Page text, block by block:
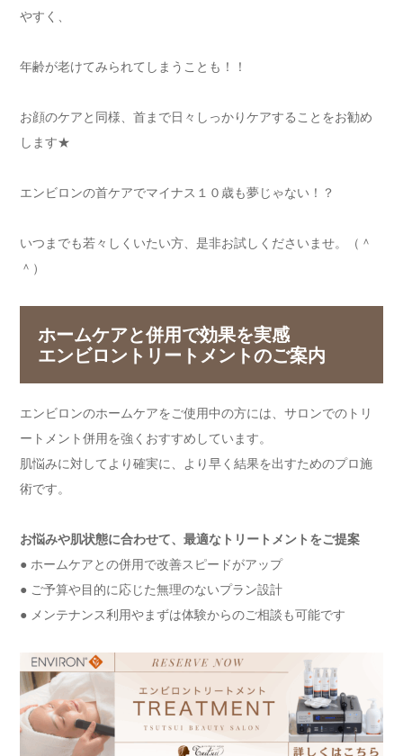
やすく、
年齢が老けてみられてしまうことも！！
お顔のケアと同様、首まで日々しっかりケアすることをお勧め
します★
エンビロンの首ケアでマイナス１０歳も夢じゃない！？
いつまでも若々しくいたい方、是非お試しくださいませ。（＾
＾）
ホームケアと併用で効果を実感
エンビロントリートメントのご案内
エンビロンのホームケアをご使用中の方には、サロンでのトリ
ートメント併用を強くおすすめしています。
肌悩みに対してより確実に、より早く結果を出すためのプロ施
術です。
お悩みや肌状態に合わせて、最適なトリートメントをご提案
● ホームケアとの併用で改善スピードがアップ
● ご予算や目的に応じた無理のないプラン設計
● メンテナンス利用やまずは体験からのご相談も可能です